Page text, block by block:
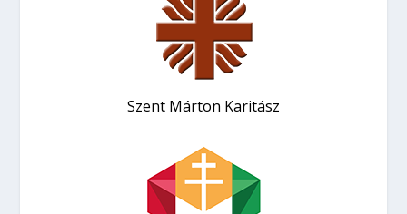
Szent Márton Karitász